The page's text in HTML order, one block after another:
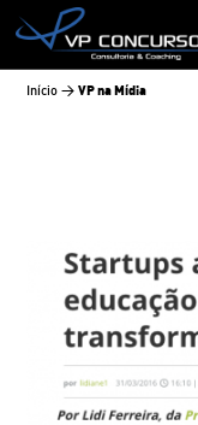
Início > VP na Mídia